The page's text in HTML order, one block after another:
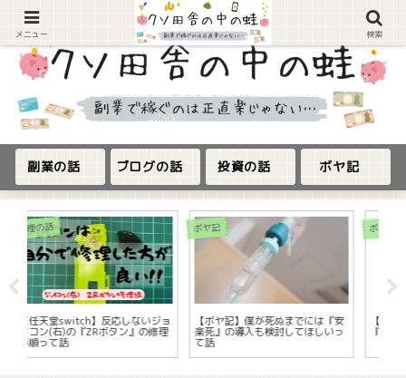
副業の話 ブログの話 投資の話 ボヤ記
ボヤ記
【ボヤ記】『美』とは『時間』と
『金』の集合体って話
ボヤ記
【ボヤ記】浮気するなら残りの人
生捨てる覚悟でやれって話
メニュー 検索